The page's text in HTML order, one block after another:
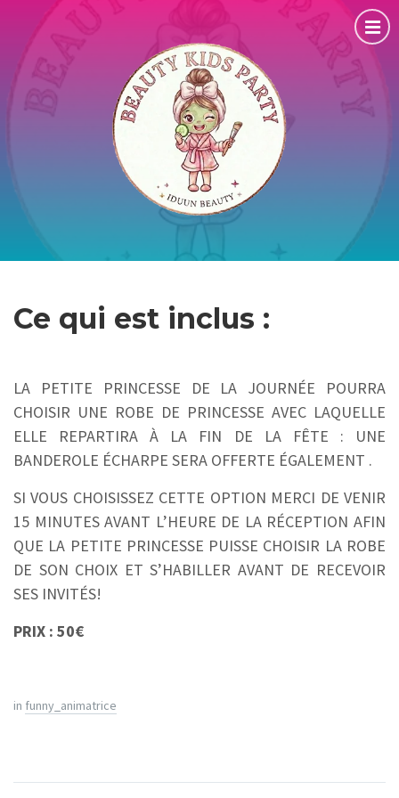
Ce qui est inclus :
LA PETITE PRINCESSE DE LA JOURNÉE POURRA
CHOISIR UNE ROBE DE PRINCESSE AVEC LAQUELLE
ELLE REPARTIRA À LA FIN DE LA FÊTE : UNE
BANDEROLE ÉCHARPE SERA OFFERTE ÉGALEMENT .
SI VOUS CHOISISSEZ CETTE OPTION MERCI DE VENIR
15 MINUTES AVANT L’HEURE DE LA RÉCEPTION AFIN
QUE LA PETITE PRINCESSE PUISSE CHOISIR LA ROBE
DE SON CHOIX ET S’HABILLER AVANT DE RECEVOIR
SES INVITÉS!
PRIX : 50€
in funny_animatrice